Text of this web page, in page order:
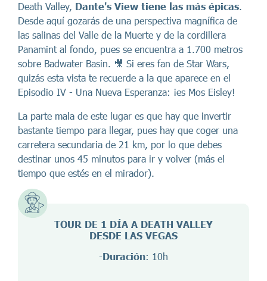
Death Valley, Dante's View tiene las más épicas.
Desde aquí gozarás de una perspectiva magnífica de
las salinas del Valle de la Muerte y de la cordillera
Panamint al fondo, pues se encuentra a 1.700 metros
sobre Badwater Basin. 🎥 Si eres fan de Star Wars,
quizás esta vista te recuerde a la que aparece en el
Episodio IV - Una Nueva Esperanza: ¡es Mos Eisley!
La parte mala de este lugar es que hay que invertir
bastante tiempo para llegar, pues hay que coger una
carretera secundaria de 21 km, por lo que debes
destinar unos 45 minutos para ir y volver (más el
tiempo que estés en el mirador).
TOUR DE 1 DÍA A DEATH VALLEY
DESDE LAS VEGAS
-Duración: 10h